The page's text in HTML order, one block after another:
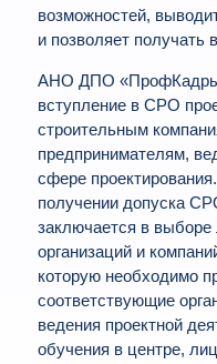
возможностей,
и позволяет получать
АНО ДПО
вступление в СРО
строительным
предпринимателям,
сфере
получении допуска
заключается в
организаций и
которую необходимо
соответствующие
ведения проектной
обучения в центре,